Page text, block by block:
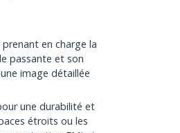
prenant en charge la
passante et son
image détaillée
une durabilité et
étroits ou les